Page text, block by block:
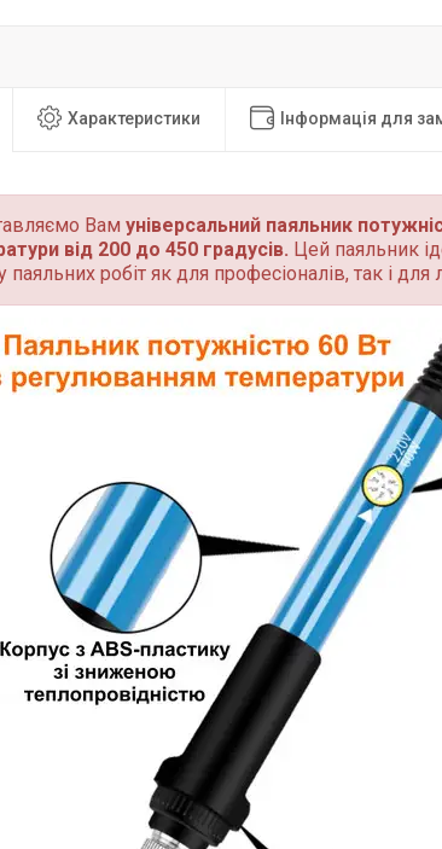
Характеристики Інформація для
Вам універсальний паяльник
від 200 до 450 градусів. Цей паяльник
паяльних робіт як для професіоналів, так і для